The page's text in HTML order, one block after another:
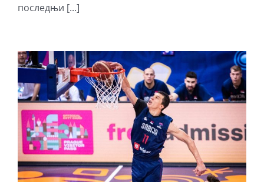
последњи [...]